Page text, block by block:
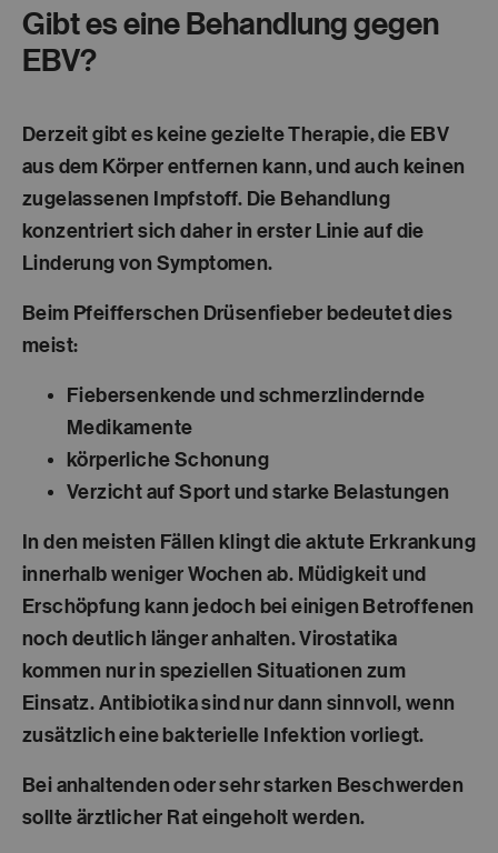
Gibt es eine Behandlung gegen
EBV?
Derzeit gibt es keine gezielte Therapie, die EBV
aus dem Körper entfernen kann, und auch keinen
zugelassenen Impfstoff. Die Behandlung
konzentriert sich daher in erster Linie auf die
Linderung von Symptomen.
Beim Pfeifferschen Drüsenfieber bedeutet dies
meist:
Fiebersenkende und schmerzlindernde
Medikamente
körperliche Schonung
Verzicht auf Sport und starke Belastungen
In den meisten Fällen klingt die aktute Erkrankung
innerhalb weniger Wochen ab. Müdigkeit und
Erschöpfung kann jedoch bei einigen Betroffenen
noch deutlich länger anhalten. Virostatika
kommen nur in speziellen Situationen zum
Einsatz. Antibiotika sind nur dann sinnvoll, wenn
zusätzlich eine bakterielle Infektion vorliegt.
Bei anhaltenden oder sehr starken Beschwerden
sollte ärztlicher Rat eingeholt werden.